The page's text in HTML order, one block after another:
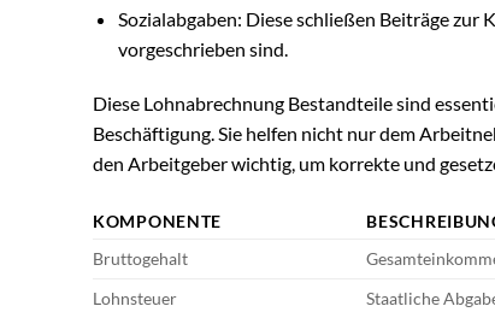
Sozialabgaben: Diese schließen Beiträge zur
vorgeschrieben sind.
Diese Lohnabrechnung Bestandteile sind
Beschäftigung. Sie helfen nicht nur dem
den Arbeitgeber wichtig, um korrekte und
KOMPONENTE
Bruttogehalt
Lohnsteuer
Staatliche